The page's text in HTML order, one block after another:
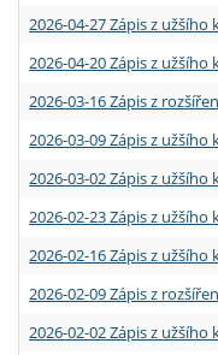
2026-04-27 Zápis z užšího
2026-04-20 Zápis z užšího
2026-03-16 Zápis z
2026-03-09 Zápis z užšího
2026-03-02 Zápis z užšího
2026-02-23 Zápis z
2026-02-16 Zápis z užšího
2026-02-09 Zápis z
2026-02-02 Zápis z